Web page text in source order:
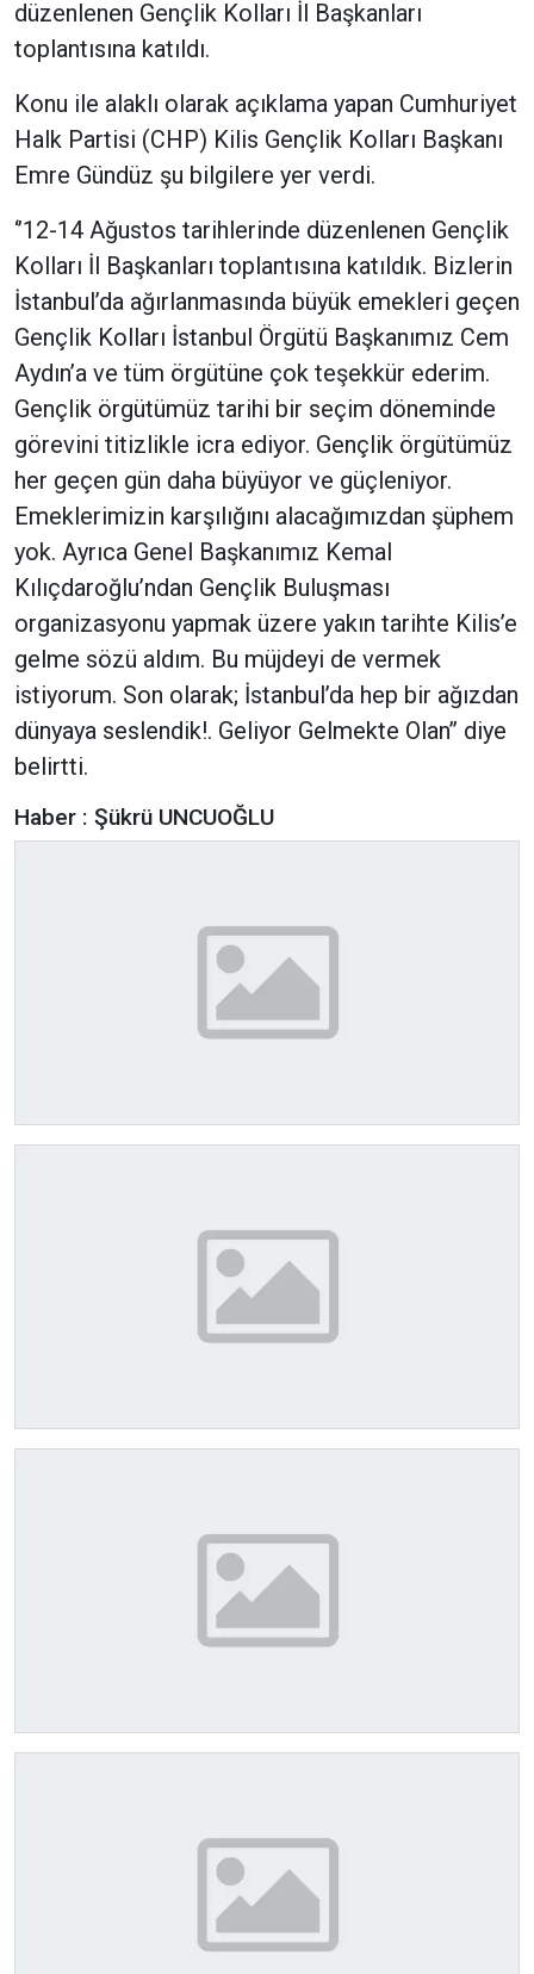
düzenlenen Gençlik Kolları İl Başkanları
toplantısına katıldı.
Konu ile alaklı olarak açıklama yapan Cumhuriyet
Halk Partisi (CHP) Kilis Gençlik Kolları Başkanı
Emre Gündüz şu bilgilere yer verdi.
‘’12-14 Ağustos tarihlerinde düzenlenen Gençlik
Kolları İl Başkanları toplantısına katıldık. Bizlerin
İstanbul’da ağırlanmasında büyük emekleri geçen
Gençlik Kolları İstanbul Örgütü Başkanımız Cem
Aydın’a ve tüm örgütüne çok teşekkür ederim.
Gençlik örgütümüz tarihi bir seçim döneminde
görevini titizlikle icra ediyor. Gençlik örgütümüz
her geçen gün daha büyüyor ve güçleniyor.
Emeklerimizin karşılığını alacağımızdan şüphem
yok. Ayrıca Genel Başkanımız Kemal
Kılıçdaroğlu’ndan Gençlik Buluşması
organizasyonu yapmak üzere yakın tarihte Kilis’e
gelme sözü aldım. Bu müjdeyi de vermek
istiyorum. Son olarak; İstanbul’da hep bir ağızdan
dünyaya seslendik!. Geliyor Gelmekte Olan’’ diye
belirtti.
Haber : Şükrü UNCUOĞLU